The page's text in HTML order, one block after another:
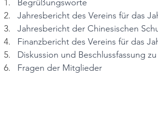
Begrüßungsworte
Jahresbericht des Vereins für das
Jahresbericht der Chinesischen
Finanzbericht des Vereins für das
Diskussion und Beschlussfassung
Fragen der Mitglieder